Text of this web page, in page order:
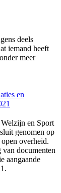
deels
iemand heeft
meer
en
en Sport
genomen op
overheid.
documenten
aangaande